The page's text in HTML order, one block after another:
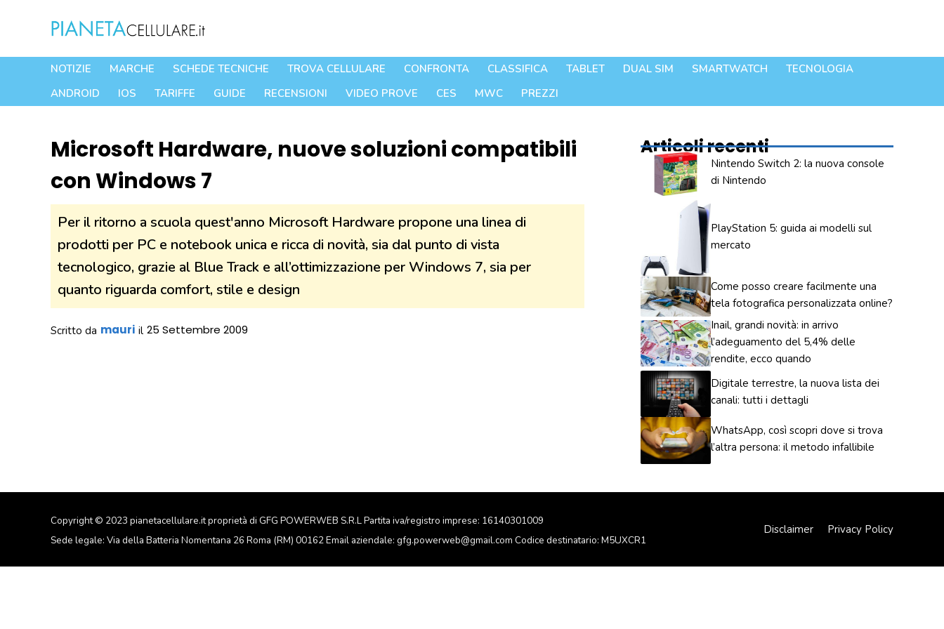
contenuto
NOTIZIE MARCHE SCHEDE TECNICHE TROVA CELLULARE CONFRONTA CLASSIFICA TABLET DUAL SIM SMARTWATCH
TECNOLOGIA
ANDROID
IOS TARIFFE GUIDE RECENSIONI VIDEO PROVE CES MWC PREZZI
Microsoft Hardware, nuove soluzioni compatibili
con Windows 7
Per il ritorno a scuola quest'anno Microsoft Hardware propone una linea di
prodotti per PC e notebook unica e ricca di novità, sia dal punto di vista
tecnologico, grazie al Blue Track e all’ottimizzazione per Windows 7, sia per
quanto riguarda comfort, stile e design
Scritto da mauri il 25 Settembre 2009
Articoli recenti
Nintendo Switch 2: la nuova console
di Nintendo
PlayStation 5: guida ai modelli sul
mercato
Come posso creare facilmente una
tela fotografica personalizzata online?
Inail, grandi novità: in arrivo
l’adeguamento del 5,4% delle
rendite, ecco quando
Digitale terrestre, la nuova lista dei
canali: tutti i dettagli
WhatsApp, così scopri dove si trova
l’altra persona: il metodo infallibile
Copyright © 2023 pianetacellulare.it proprietà di GFG POWERWEB S.R.L Partita iva/registro imprese: 16140301009
Sede legale: Via della Batteria Nomentana 26 Roma (RM) 00162 Email aziendale: gfg.powerweb@gmail.com Codice destinatario: M5UXCR1
Disclaimer Privacy Policy